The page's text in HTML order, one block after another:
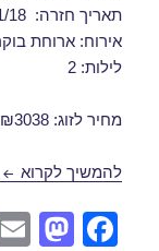
תאריך חזרה: 17/11/18
אירוח: ארוחת
לילות: 2
מחיר לזוג: ₪3038
להמשיך לקרוא
F
M